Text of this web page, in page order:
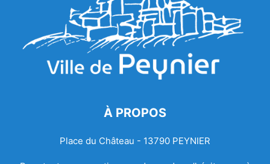
À PROPOS
Place du Château - 13790 PEYNIER